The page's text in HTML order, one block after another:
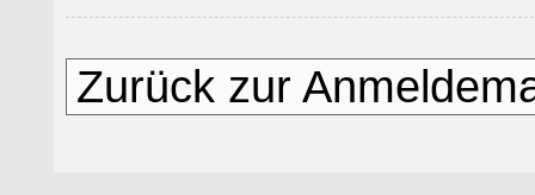
Zurück zur